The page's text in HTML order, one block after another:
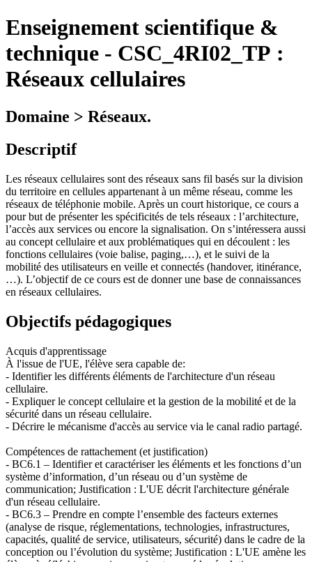
Enseignement scientifique &
technique - CSC_4RI02_TP :
Réseaux cellulaires
Domaine > Réseaux.
Descriptif
Les réseaux cellulaires sont des réseaux sans fil basés sur la division
du territoire en cellules appartenant à un même réseau, comme les
réseaux de téléphonie mobile. Après un court historique, ce cours a
pour but de présenter les spécificités de tels réseaux : l’architecture,
l’accès aux services ou encore la signalisation. On s’intéressera aussi
au concept cellulaire et aux problématiques qui en découlent : les
fonctions cellulaires (voie balise, paging,…), et le suivi de la
mobilité des utilisateurs en veille et connectés (handover, itinérance,
…). L’objectif de ce cours est de donner une base de connaissances
en réseaux cellulaires.
Objectifs pédagogiques
Acquis d'apprentissage
À l'issue de l'UE, l'élève sera capable de:
- Identifier les différents éléments de l'architecture d'un réseau
cellulaire.
- Expliquer le concept cellulaire et la gestion de la mobilité et de la
sécurité dans un réseau cellulaire.
- Décrire le mécanisme d'accès au service via le canal radio partagé.
Compétences de rattachement (et justification)
- BC6.1 – Identifier et caractériser les éléments et les fonctions d’un
système d’information, d’un réseau ou d’un système de
communication; Justification : L'UE décrit l'architecture générale
d'un réseau cellulaire.
- BC6.3 – Prendre en compte l’ensemble des facteurs externes
(analyse de risque, réglementations, technologies, infrastructures,
capacités, qualité de service, utilisateurs, sécurité) dans le cadre de la
conception ou l’évolution du système; Justification : L'UE amène les